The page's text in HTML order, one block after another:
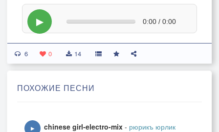
▶ 0:00 / 0:00
6 0 14
ПОХОЖИЕ ПЕСНИ
▶ chinese girl-electro-mix - рюрикъ юрлик